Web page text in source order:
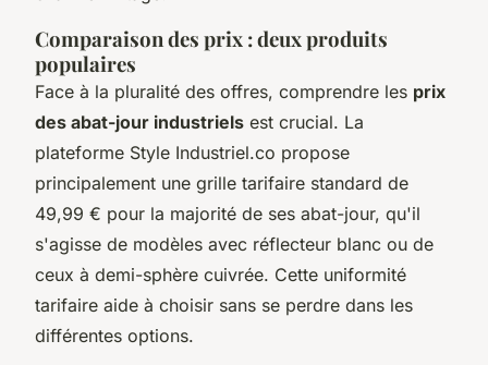
Comparaison des prix : deux produits
populaires
Face à la pluralité des offres, comprendre les prix
des abat-jour industriels est crucial. La
plateforme Style Industriel.co propose
principalement une grille tarifaire standard de
49,99 € pour la majorité de ses abat-jour, qu'il
s'agisse de modèles avec réflecteur blanc ou de
ceux à demi-sphère cuivrée. Cette uniformité
tarifaire aide à choisir sans se perdre dans les
différentes options.